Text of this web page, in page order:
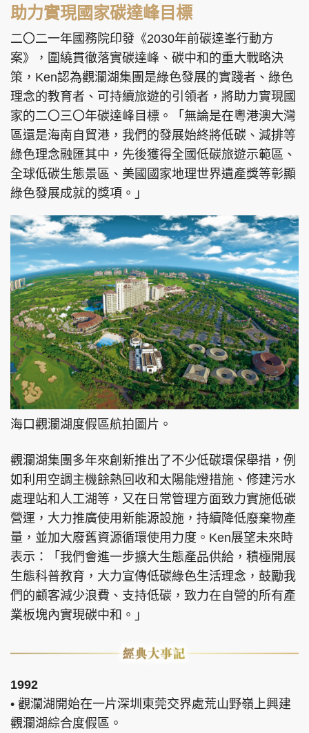
助力實現國家碳達峰目標
二〇二一年國務院印發《2030年前碳達峯行動方
案》，圍繞貫徹落實碳達峰、碳中和的重大戰略決
策，Ken認為觀瀾湖集團是綠色發展的實踐者、綠色
理念的教育者、可持續旅遊的引領者，將助力實現國
家的二〇三〇年碳達峰目標。「無論是在粵港澳大灣
區還是海南自貿港，我們的發展始終將低碳、減排等
綠色理念融匯其中，先後獲得全國低碳旅遊示範區、
全球低碳生態景區、美國國家地理世界遺產獎等彰顯
綠色發展成就的獎項。」
海口觀瀾湖度假區航拍圖片。
觀瀾湖集團多年來創新推出了不少低碳環保舉措，例
如利用空調主機餘熱回收和太陽能燈措施、修建污水
處理站和人工湖等，又在日常管理方面致力實施低碳
營運，大力推廣使用新能源設施，持續降低廢棄物產
量，並加大廢舊資源循環使用力度。Ken展望未來時
表示：「我們會進一步擴大生態產品供給，積極開展
生態科普教育，大力宣傳低碳綠色生活理念，鼓勵我
們的顧客減少浪費、支持低碳，致力在自營的所有產
業板塊內實現碳中和。」
1992
• 觀瀾湖開始在一片深圳東莞交界處荒山野嶺上興建
觀瀾湖綜合度假區。